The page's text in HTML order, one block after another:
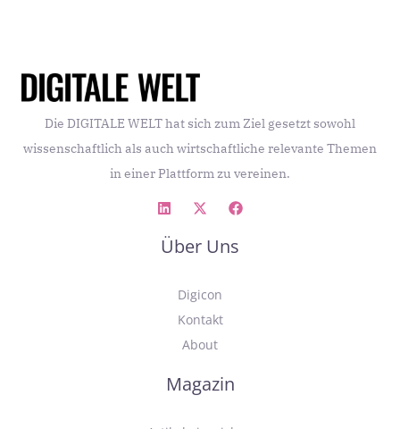
Die DIGITALE WELT hat sich zum Ziel gesetzt sowohl
wissenschaftlich als auch wirtschaftliche relevante Themen
in einer Plattform zu vereinen.
Über Uns
Digicon
Kontakt
About
Magazin